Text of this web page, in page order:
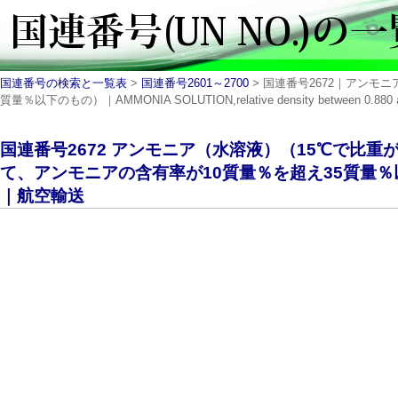
国連番号の検索と一覧表 > 国連番号2601～2700 > 国連番号2672｜アンモニ
質量％以下のもの）｜AMMONIA SOLUTION,relative density between
国連番号2672 アンモニア（水溶液）（15℃で比重
て、アンモニアの含有率が10質量％を超え35質量
｜航空輸送